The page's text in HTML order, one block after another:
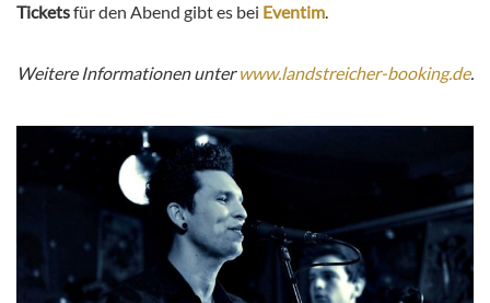
Ticketsfür den Abend gibt es bei Eventim.
Weitere Informationen unterwww.landstreicher-booking.de.